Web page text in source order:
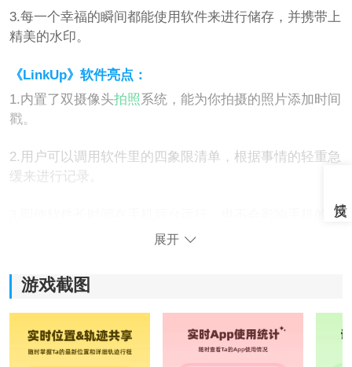
3.每一个幸福的瞬间都能使用软件来进行储存，并携带上
精美的水印。
《LinkUp》软件亮点：
1.内置了双摄像头拍照系统，能为你拍摄的照片添加时间
戳。
2.用户可以调用软件里的四象限清单，根据事情的轻重急
缓来进行记录。
3.即使软件长时间在手机后台运行，也不会影响手机的流
《LinkUp》软件特色：
1.你需要提前为软件授予手机系统的权限，才能解锁完整
的记录功能。
2.手机电量不足时，它会自动将电量信息推送给自己的爱
展开
游戏截图